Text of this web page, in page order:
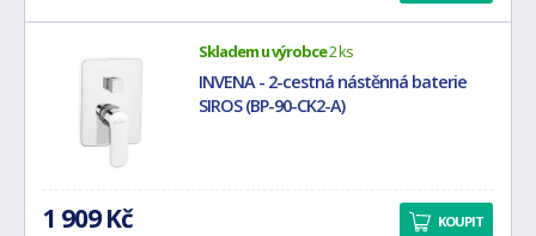
Skladem u výrobce2 ks
INVENA - 2-cestná nástěnná baterie
SIROS (BP-90-CK2-A)
1 909 Kč KOUPIT